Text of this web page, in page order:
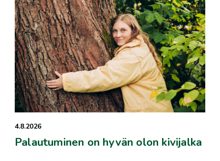
4.8.2026
Palautuminen on hyvän olon kivijalka